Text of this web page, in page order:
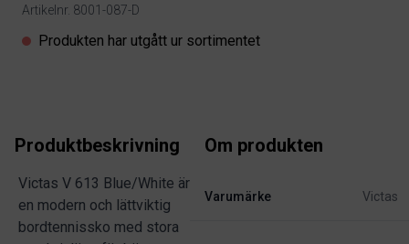
Artikelnr. 8001-087-D
Product information
Produkten har utgått ur sortimentet
Produktbeskrivning
Victas V 613 Blue/White är
en modern och lättviktig
bordtennissko med stora
Om produkten
Varumärke Victas